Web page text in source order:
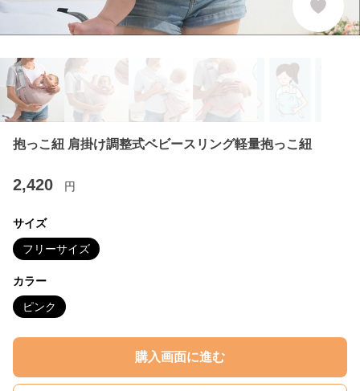
抱っこ紐 肩掛け調整式ベビースリング軽量抱っこ紐
2,420 円
サイズ
フリーサイズ
カラー
ピンク
購入画面に進む